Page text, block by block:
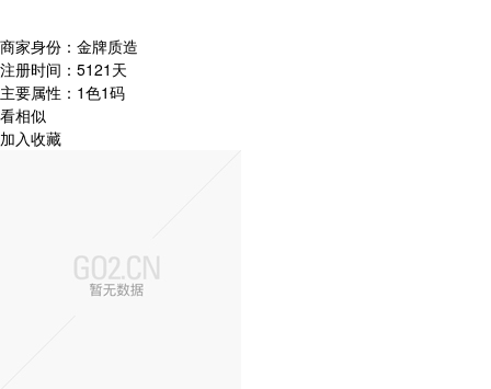
商家身份： 金牌质造
注册时间： 5121天
主要属性： 1色1码
看相似
加入收藏